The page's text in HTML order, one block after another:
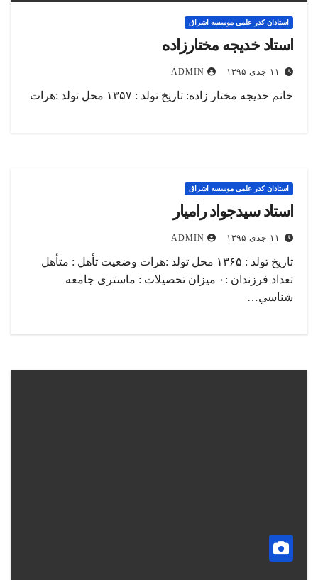
استادان کدر علمی موسسه اشراق
استاد خدیجه مختارزاده
۱۱ جدی ۱۳۹۵ ADMIN
خانم خديجه مختار زاده: تاریخ تولد : ۱۳۵۷ محل تولد :هرات
استادان کدر علمی موسسه اشراق
استاد سیدجواد رامیار
۱۱ جدی ۱۳۹۵ ADMIN
تاریخ تولد : ۱۳۶۵ محل تولد :هرات وضعیت تأهل : متأهل
تعداد فرزندان :۰ میزان تحصیلات : ماستری جامعه
شناسي…